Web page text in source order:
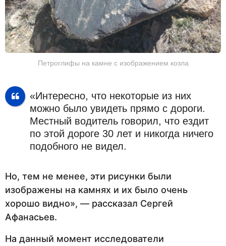
Петроглифы на камне с изображением козла
«Интересно, что некоторые из них
можно было увидеть прямо с дороги.
Местный водитель говорил, что ездит
по этой дороге 30 лет и никогда ничего
подобного не видел.
Но, тем не менее, эти рисунки были
изображены на камнях и их было очень
хорошо видно», — рассказал Сергей
Афанасьев.
На данный момент исследователи